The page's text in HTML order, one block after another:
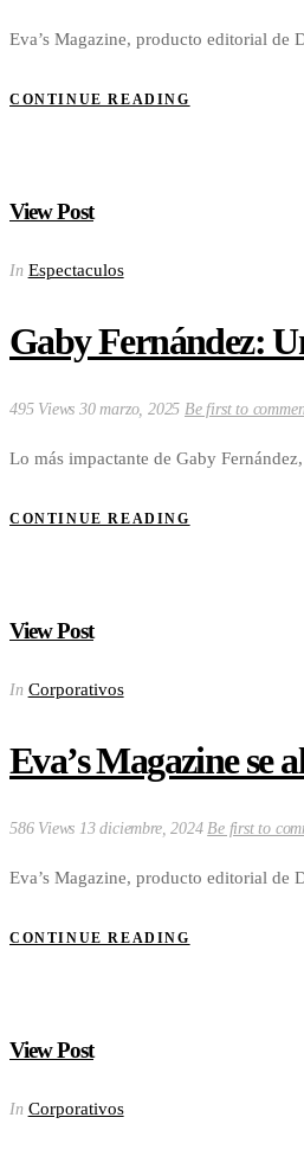
Eva’s Magazine, producto editorial
CONTINUE READING
View Post
In Espectaculos
Gaby Fernández:
495 Views 30 marzo, 2025Be first to
Lo más impactante de Gaby
CONTINUE READING
View Post
In Corporativos
Eva’s Magazine se
586 Views 13 diciembre, 2024Be first to
Eva’s Magazine, producto editorial de
CONTINUE READING
View Post
In Corporativos